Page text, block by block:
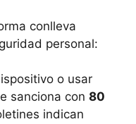
conlleva
personal:
o usar
sanciona con 80
indican